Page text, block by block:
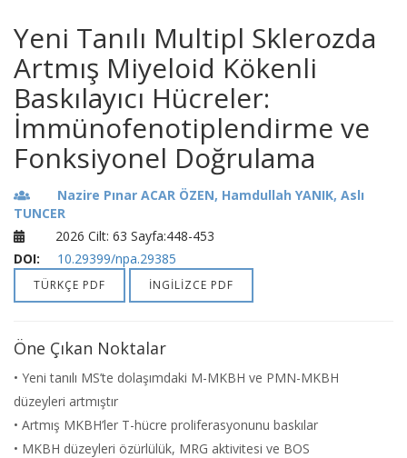
Yeni Tanılı Multipl Sklerozda
Artmış Miyeloid Kökenli
Baskılayıcı Hücreler:
İmmünofenotiplendirme ve
Fonksiyonel Doğrulama
Nazire Pınar ACAR ÖZEN, Hamdullah YANIK, Aslı
TUNCER
2026 Cilt: 63 Sayfa:448-453
DOI:
10.29399/npa.29385
TÜRKÇE PDF İNGİLİZCE PDF
Öne Çıkan Noktalar
• Yeni tanılı MS’te dolaşımdaki M-MKBH ve PMN-MKBH
düzeyleri artmıştır
• Artmış MKBH’ler T-hücre proliferasyonunu baskılar
• MKBH düzeyleri özürlülük, MRG aktivitesi ve BOS